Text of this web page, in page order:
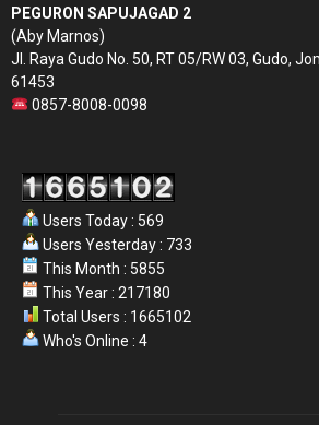
PEGURON SAPUJAGAD 2
(Aby Marnos)
Jl. Raya Gudo No. 50, RT 05/RW 03, Gudo,
61453
0857-8008-0098
Users Today : 569
Users Yesterday : 733
This Month : 5855
This Year : 217180
Total Users : 1665102
Who's Online : 4